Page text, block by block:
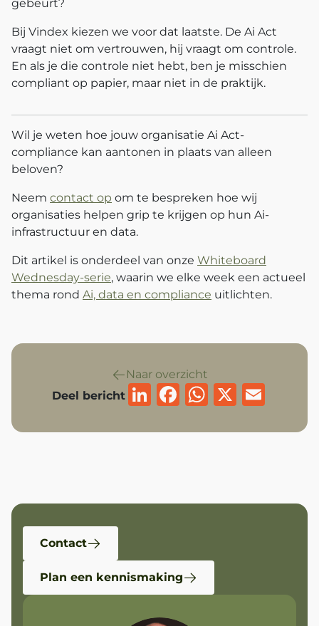
gebeurt?
Bij Vindex kiezen we voor dat laatste. De Ai Act
vraagt niet om vertrouwen, hij vraagt om controle.
En als je die controle niet hebt, ben je misschien
compliant op papier, maar niet in de praktijk.
Wil je weten hoe jouw organisatie Ai Act-
compliance kan aantonen in plaats van alleen
beloven?
Neem contact op om te bespreken hoe wij
organisaties helpen grip te krijgen op hun Ai-
infrastructuur en data.
Dit artikel is onderdeel van onze Whiteboard
Wednesday-serie, waarin we elke week een actueel
thema rond Ai, data en compliance uitlichten.
Naar overzicht
Deel bericht
LinkedIn
Facebook
X
Contact
Plan een kennismaking